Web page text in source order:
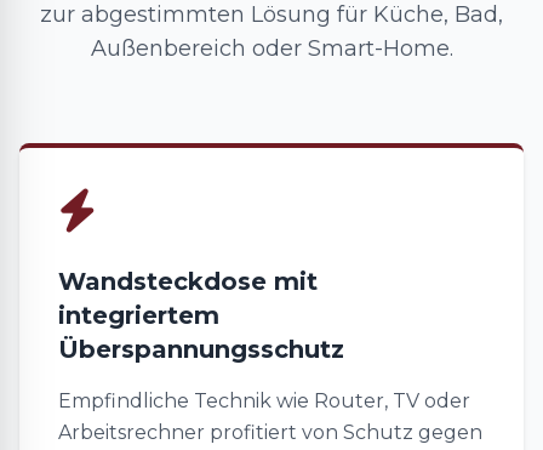
zur abgestimmten Lösung für Küche, Bad,
Außenbereich oder Smart-Home.
Wandsteckdose mit
integriertem
Überspannungsschutz
Empfindliche Technik wie Router, TV oder
Arbeitsrechner profitiert von Schutz gegen